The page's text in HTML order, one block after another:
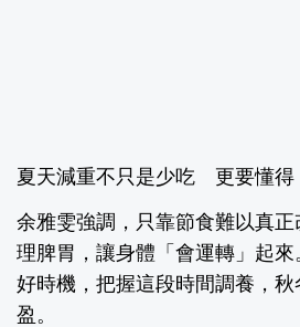
夏天減重不只是少吃 更要懂得
余雅雯強調，只靠節食難以真
理脾胃，讓身體「會運轉」起
好時機，把握這段時間調養，
盈。